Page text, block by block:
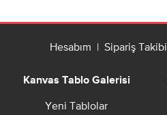
Hesabım | Sipariş Takibi
Kanvas Tablo Galerisi
Yeni Tablolar